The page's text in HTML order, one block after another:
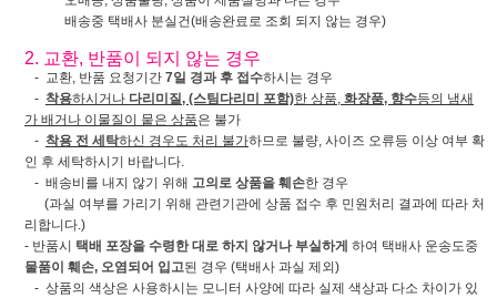
배송중 택배사 분실건(배송완료로 조회 되지 않는 경우)
2. 교환, 반품이 되지 않는 경우
- 교환, 반품 요청기간 7일 경과 후 접수하시는 경우
- 착용하시거나 다리미질, (스팀다리미 포함)한 상품, 화장품, 향수등의 냄새
가 배거나 이물질이 뭍은 상품은 불가
- 착용 전 세탁하신 경우도 처리 불가하므로 불량, 사이즈 오류등 이상 여부 확
인 후 세탁하시기 바랍니다.
- 배송비를 내지 않기 위해 고의로 상품을 훼손한 경우
(과실 여부를 가리기 위해 관련기관에 상품 접수 후 민원처리 결과에 따라 처
리합니다.)
- 반품시 택배 포장을 수령한 대로 하지 않거나 부실하게 하여 택배사 운송도중
물품이 훼손, 오염되어 입고된 경우 (택배사 과실 제외)
- 상품의 색상은 사용하시는 모니터 사양에 따라 실제 색상과 다소 차이가 있